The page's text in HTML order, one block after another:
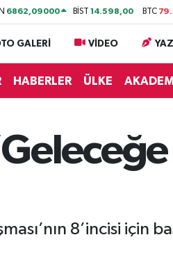
6862,09000 BİST14.598,00 BTC
GALERİ VİDEO
HABERLER ÜLKE
8’incisi için